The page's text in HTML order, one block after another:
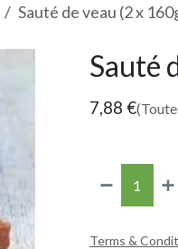
Sauté de veau (2 x
Sauté
7,88 €
Terms &